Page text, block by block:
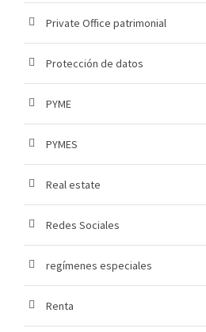
Private Office patrimonial
Protección de datos
PYME
PYMES
Real estate
Redes Sociales
regímenes especiales
Renta